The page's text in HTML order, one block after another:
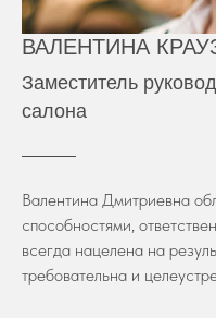
ВАЛЕНТИНА
Заместитель
салона
Валентина Дмитриевна
способностями,
всегда нацелена на
требовательна и